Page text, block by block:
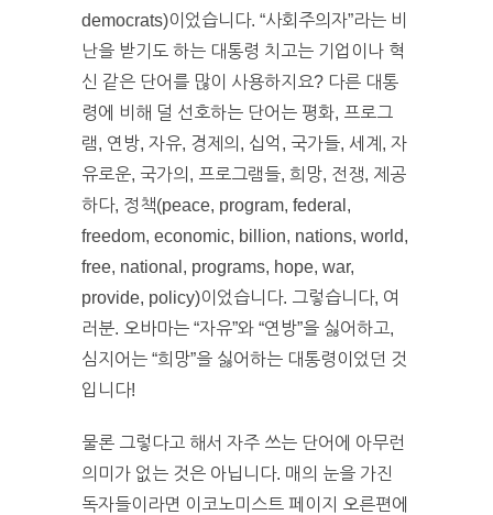
democrats)이었습니다. “사회주의자”라는 비
난을 받기도 하는 대통령 치고는 기업이나 혁
신 같은 단어를 많이 사용하지요? 다른 대통
령에 비해 덜 선호하는 단어는 평화, 프로그
램, 연방, 자유, 경제의, 십억, 국가들, 세계, 자
유로운, 국가의, 프로그램들, 희망, 전쟁, 제공
하다, 정책(peace, program, federal,
freedom, economic, billion, nations, world,
free, national, programs, hope, war,
provide, policy)이었습니다. 그렇습니다, 여
러분. 오바마는 “자유”와 “연방”을 싫어하고,
심지어는 “희망”을 싫어하는 대통령이었던 것
입니다!
물론 그렇다고 해서 자주 쓰는 단어에 아무런
의미가 없는 것은 아닙니다. 매의 눈을 가진
독자들이라면 이코노미스트 페이지 오른편에